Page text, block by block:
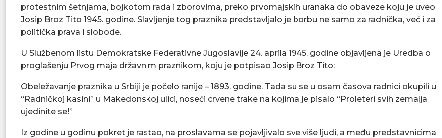
protestnim šetnjama, bojkotom rada i zborovima, preko prvomajskih uranaka do obaveze koju je uveo
Josip Broz Tito 1945. godine. Slavljenje tog praznika predstavljalo je borbu ne samo za radnička, već i za
politička prava i slobode.
U Službenom listu Demokratske Federativne Jugoslavije 24. aprila 1945. godine objavljena je Uredba o
proglašenju Prvog maja državnim praznikom, koju je potpisao Josip Broz Tito:
Obeležavanje praznika u Srbiji je počelo ranije – 1893. godine. Tada su se u osam časova radnici okupili u
“Radničkoj kasini” u Makedonskoj ulici, noseći crvene trake na kojima je pisalo “Proleteri svih zemalja
ujedinite se!”
Iz godine u godinu pokret je rastao, na proslavama se pojavljivalo sve više ljudi, a među predstavnicima